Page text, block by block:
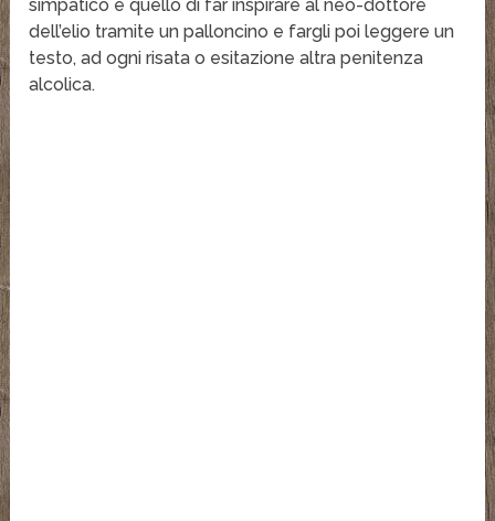
simpatico è quello di far inspirare al neo-dottore
dell’elio tramite un palloncino e fargli poi leggere un
testo, ad ogni risata o esitazione altra penitenza
alcolica.